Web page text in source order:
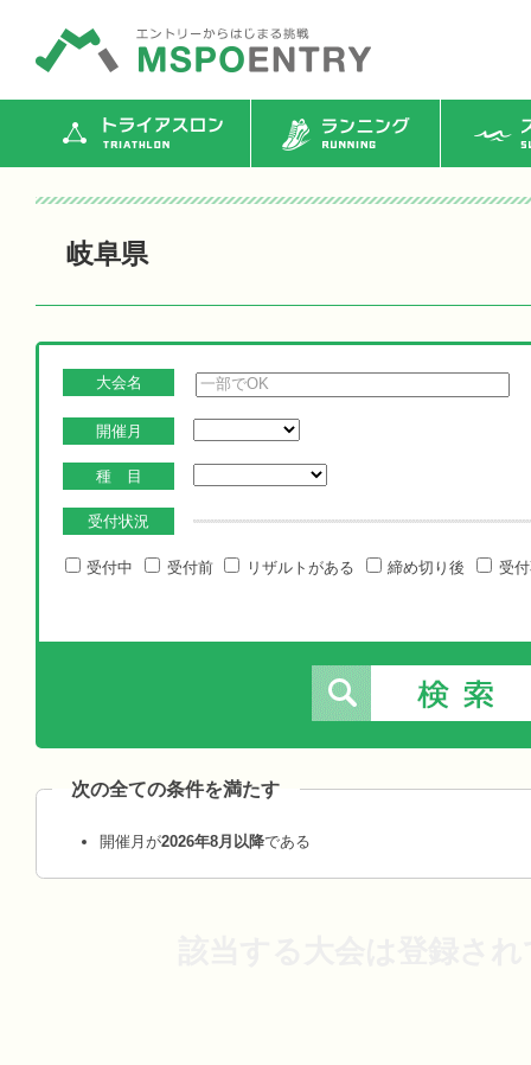
トライアスロン ランニング ス
岐阜県
大会名
開催月
種 目
受付状況
受付中 受付前 リザルトがある 締め切り後 受
次の全ての条件を満たす
開催月が2026年8月以降である